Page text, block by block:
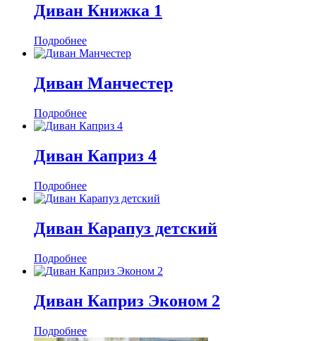
Диван Книжка 1
Подробнее
Диван Манчестер
Подробнее
Диван Каприз 4
Подробнее
Диван Карапуз детский
Подробнее
Диван Каприз Эконом 2
Подробнее